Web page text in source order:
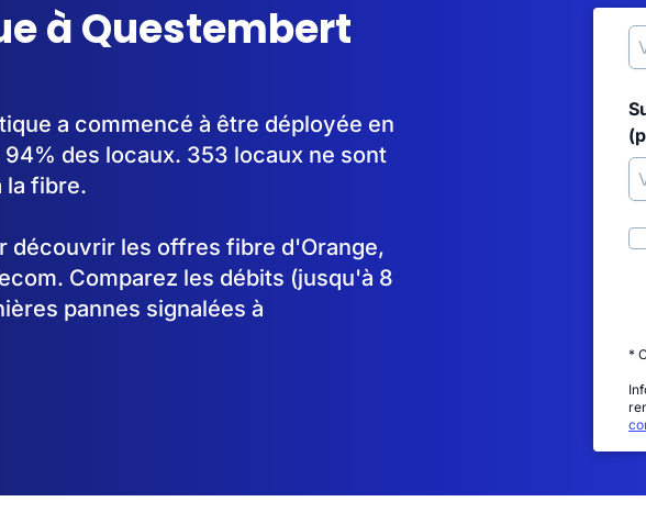
à Questembert
a commencé à être déployée en
des locaux. 353 locaux ne sont
la fibre.
découvrir les offres fibre d'Orange,
Comparez les débits (jusqu'à 8
pannes signalées à
*